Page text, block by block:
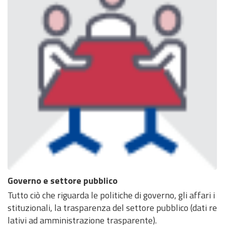
Governo e settore pubblico
Tutto ciò che riguarda le politiche di governo, gli affari i
stituzionali, la trasparenza del settore pubblico (dati re
lativi ad amministrazione trasparente).